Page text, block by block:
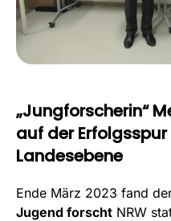
Jahrgangsstufen
Schülerinnen und
Insgesamt
Mathematik-
Physik
Internationale
„Jungforscherin“
auf der
Landesebene
Ende März 2023 fand
Jugend forscht NRW